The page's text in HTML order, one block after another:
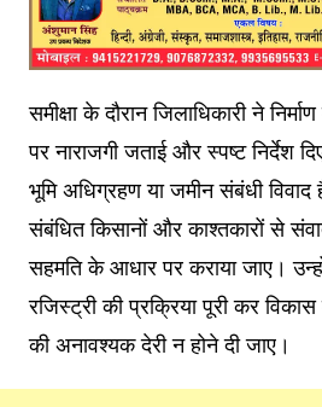
समीक्षा के दौरान जिलाधिकारी ने
पर नाराजगी जताई और स्पष्ट निर्देश
भूमि अधिग्रहण या जमीन संबंधी
संबंधित किसानों और काश्तकारों से
सहमति के आधार पर कराया जाए।
रजिस्ट्री की प्रक्रिया पूरी कर विकास
की अनावश्यक देरी न होने दी जाए।